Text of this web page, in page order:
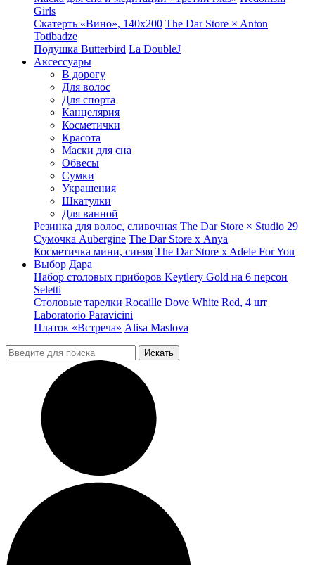
Girls
Скатерть «Вино», 140х200 The Dar Store × Anton
Totibadze
Подушка Butterbird La DoubleJ
Аксессуары
В дорогу
Для волос
Для спорта
Канцелярия
Косметички
Красота
Маски для сна
Обвесы
Сумки
Украшения
Шкатулки
Для ванной
Резинка для волос, сливочная The Dar Store × Studio 29
Сумочка Aubergine The Dar Store x Anya
Косметичка мини, синяя The Dar Store x Adele For You
Выбор Дара
Набор столовых приборов Keytlery Gold на 6 персон
Seletti
Столовые тарелки Rocaille Dove White Red, 4 шт
Laboratorio Paravicini
Платок «Встреча» Alisa Maslova